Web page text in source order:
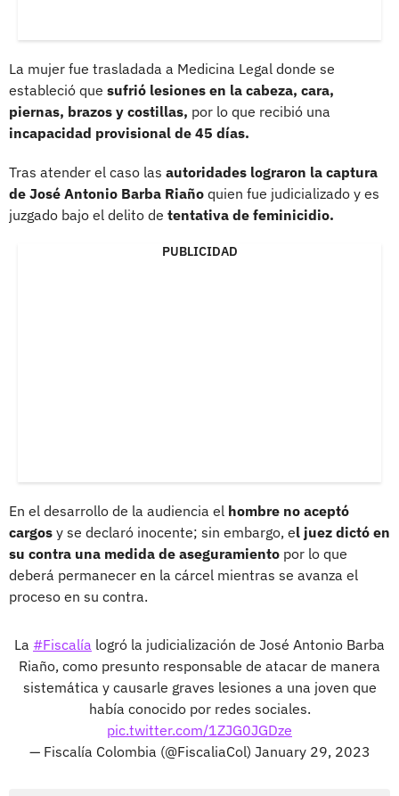
La mujer fue trasladada a Medicina Legal donde se
estableció que sufrió lesiones en la cabeza, cara,
piernas, brazos y costillas, por lo que recibió una
incapacidad provisional de 45 días.
Tras atender el caso las autoridades lograron la captura
de José Antonio Barba Riaño quien fue judicializado y es
juzgado bajo el delito de tentativa de feminicidio.
PUBLICIDAD
En el desarrollo de la audiencia el hombre no aceptó
cargos y se declaró inocente; sin embargo, el juez dictó en
su contra una medida de aseguramiento por lo que
deberá permanecer en la cárcel mientras se avanza el
proceso en su contra.
La #Fiscalía logró la judicialización de José Antonio Barba
Riaño, como presunto responsable de atacar de manera
sistemática y causarle graves lesiones a una joven que
había conocido por redes sociales.
pic.twitter.com/1ZJG0JGDze
— Fiscalía Colombia (@FiscaliaCol) January 29, 2023